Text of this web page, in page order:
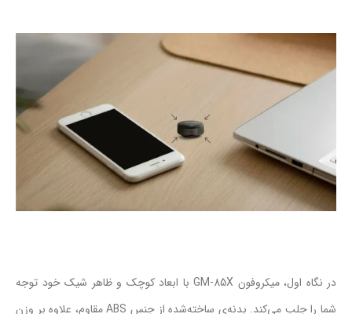
در نگاه اول، میکروفون GM-85X با ابعاد کوچک و ظاهر شیک خود توجه
شما را جلب می‌کند. بدنه‌ی ساخته‌شده از جنس ABS مقاوم، علاوه بر وزن